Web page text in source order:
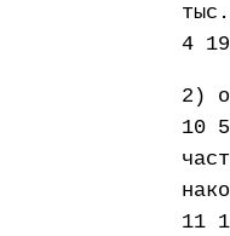
4
2)
10
11